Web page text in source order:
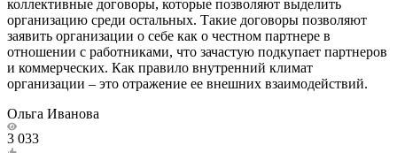
коллективные договоры, которые позволяют выделить
организацию среди остальных. Такие договоры позволяют
заявить организации о себе как о честном партнере в
отношении с работниками, что зачастую подкупает партнеров
и коммерческих. Как правило внутренний климат
организации – это отражение ее внешних взаимодействий.
Ольга Иванова
3 033